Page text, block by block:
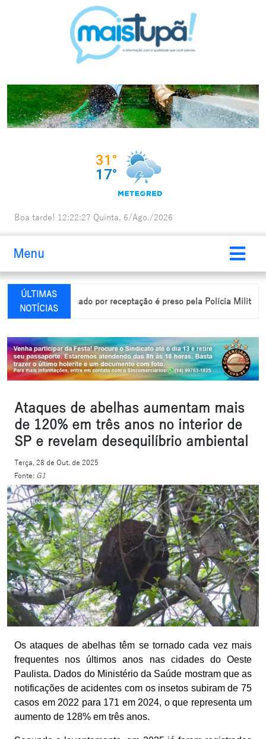
Boa tarde! 12:22:28 Quinta, 6/Ago./2026
Menu
ÚLTIMAS
NOTÍCIAS
Condenado por receptação é preso pela Polícia Militar em
Ataques de abelhas aumentam mais
de 120% em três anos no interior de
SP e revelam desequilíbrio ambiental
Terça, 28 de Out. de 2025
Fonte: G1
Os ataques de abelhas têm se tornado cada vez mais
frequentes nos últimos anos nas cidades do Oeste
Paulista. Dados do Ministério da Saúde mostram que as
notificações de acidentes com os insetos subiram de 75
casos em 2022 para 171 em 2024, o que representa um
aumento de 128% em três anos.